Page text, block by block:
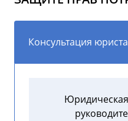
Консультация юриста
Юридическая